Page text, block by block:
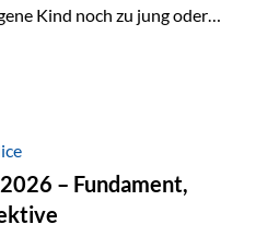
Kind noch zu jung oder
werden, dass Ex-Partner,
ohne ausschließlich auf ein
Wenn klassische Lösungen
Nachlassregelungen stoßen
– Fundament,